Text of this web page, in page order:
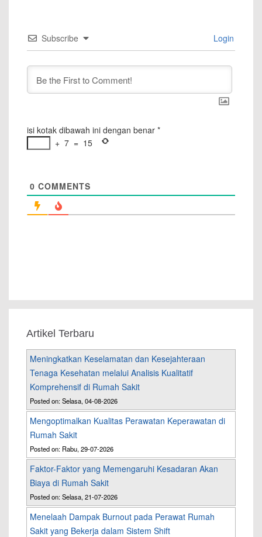
Subscribe Login
isi kotak dibawah ini dengan benar *
+ 7 = 15
0 COMMENTS
Artikel Terbaru
Meningkatkan Keselamatan dan Kesejahteraan
Tenaga Kesehatan melalui Analisis Kualitatif
Komprehensif di Rumah Sakit
Posted on: Selasa, 04-08-2026
Mengoptimalkan Kualitas Perawatan Keperawatan di
Rumah Sakit
Posted on: Rabu, 29-07-2026
Faktor-Faktor yang Memengaruhi Kesadaran Akan
Biaya di Rumah Sakit
Posted on: Selasa, 21-07-2026
Menelaah Dampak Burnout pada Perawat Rumah
Sakit yang Bekerja dalam Sistem Shift